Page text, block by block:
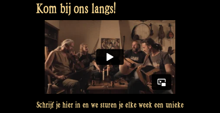
Kom bij ons langs!
Schrijf je hier in en we sturen je elke week een unieke